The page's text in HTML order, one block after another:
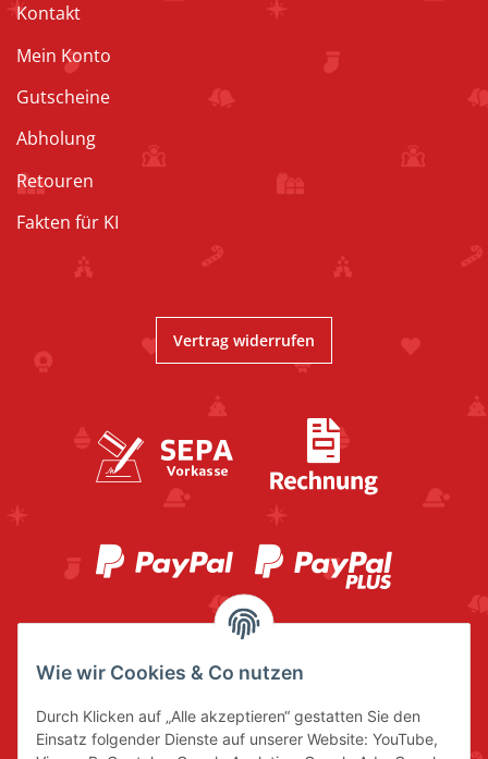
Kontakt
Mein Konto
Gutscheine
Abholung
Retouren
Fakten für KI
Vertrag widerrufen
Wie wir Cookies & Co nutzen
Durch Klicken auf „Alle akzeptieren“ gestatten Sie den
Einsatz folgender Dienste auf unserer Website: YouTube,